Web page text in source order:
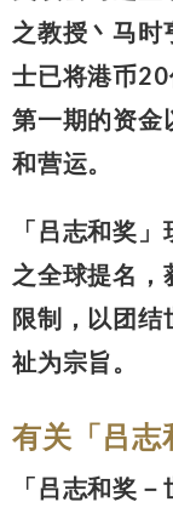
之教授丶马时
士已将港币
第一期的资金
和营运。
「吕志和奖
之全球提名，
限制，以团结
祉为宗旨。
有关「吕志
「吕志和奖